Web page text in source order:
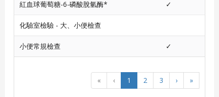
« ‹ 1 2 3 › »
紅血球葡萄糖-6-磷酸脫氫酶* ✓
化驗室檢驗 - 大、小便檢查
小便常規檢查 ✓